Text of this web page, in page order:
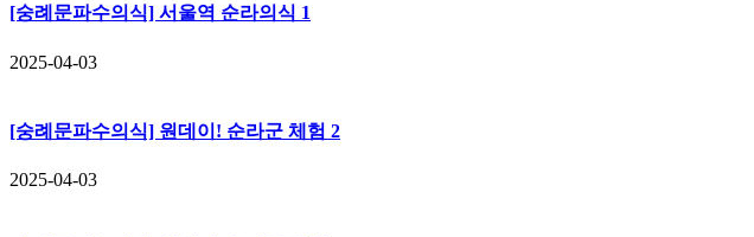
[숭례문파수의식] 서울역 순라의식 1
2025-04-03
[숭례문파수의식] 원데이! 순라군 체험 2
2025-04-03